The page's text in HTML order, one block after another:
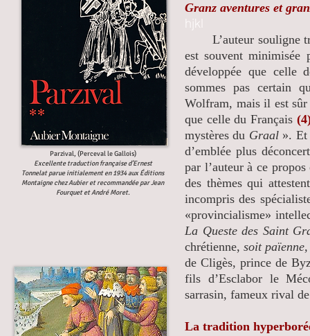
Granz aventures et
hjkl
L’auteur souligne
est souvent minimisée
développée que celle
sommes pas certain
Wolfram, mais il est
que celle du Français
mystères du Graal». Et
d’emblée plus
par l’auteur à ce
des thèmes qui
incompris des
«provincialisme»
La Queste des Saint
chrétienne,soit
de Cligès, prince de
fils d’Esclabor le
sarrasin, fameux rival
La tradition
Parzival, (Perceval le Gallois)
Excellente traduction française d’Ernest
Tonnelat parue initialement en 1934 aux Éditions
Montaigne chez Aubier et recommandée par Jean
Fourquet et André Moret.